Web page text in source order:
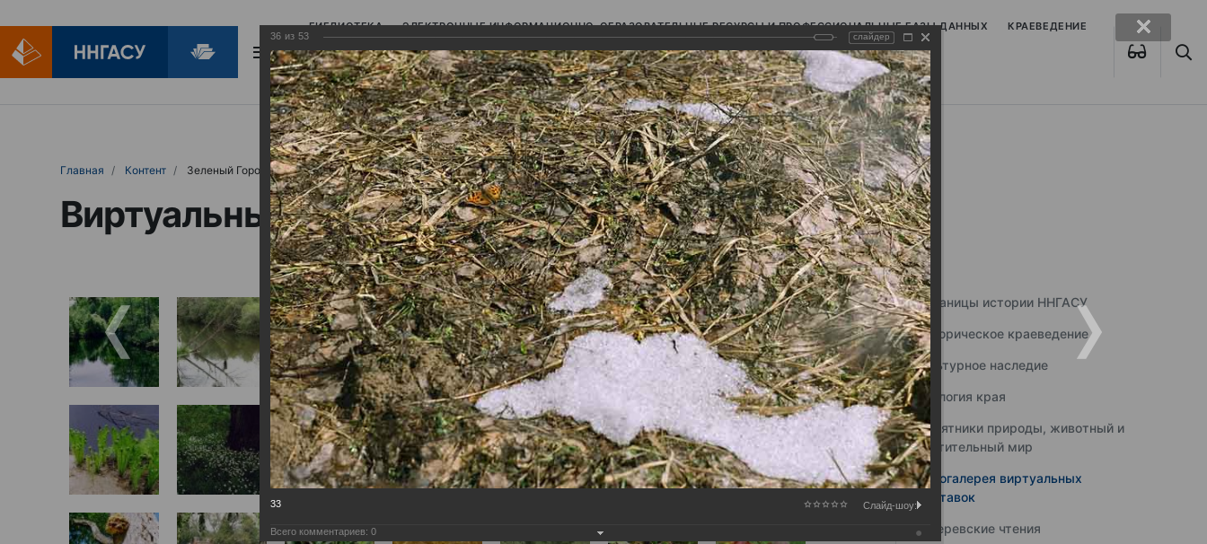
БИБЛИОТЕКА ЭЛЕКТРОННЫЕ ИНФОРМАЦИОННО-ОБРАЗОВАТЕЛЬНЫЕ РЕСУРСЫ И ПРОФЕССИОНАЛЬНЫЕ БАЗЫ ДАННЫХ КРАЕВЕДЕНИЕ
БИБЛИОПОМОЩЬ
Главная Контент Зеленый Город
Виртуальные выставки (фотоальбомы)
Страницы истории ННГАСУ
Историческое краеведение
Культурное наследие
Экология края
Памятники природы, животный и
растительный мир
Фотогалерея виртуальных
выставок
Юферевские чтения
36 из 53 слайдер
33 Слайд-шоу:
Всего комментариев: 0